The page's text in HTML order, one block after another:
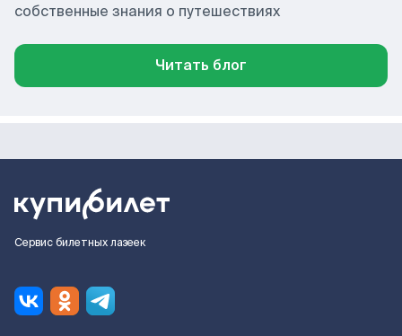
собственные знания о путешествиях
Читать блог
Сервис билетных лазеек